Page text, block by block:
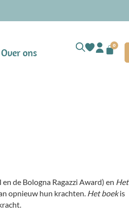
Over ons
0
de Bologna Ragazzi Award) en Het
opnieuw hun krachten. Het boekis